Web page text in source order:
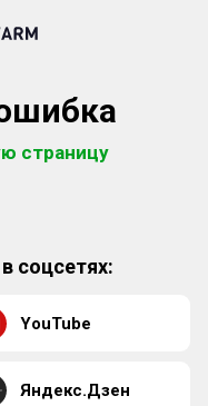
страницу
соцсетях:
YouTube
Яндекс.Дзен